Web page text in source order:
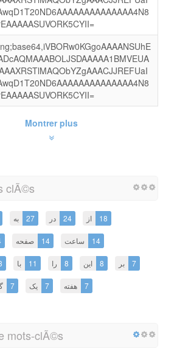
Montrer plus
clÃ©s
به 27 در 24 از 18
صفحه 14 ساعت 14
با 11 را 8 این 8 بر 7
7 یک 7 هفته 7
mots-clÃ©s